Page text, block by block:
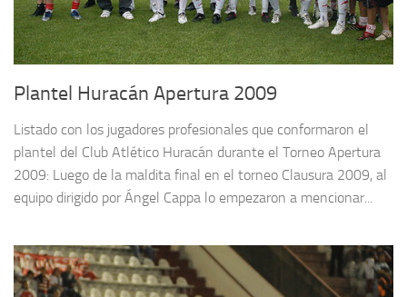
Plantel Huracán Apertura 2009
Listado con los jugadores profesionales que conformaron el
plantel del Club Atlético Huracán durante el Torneo Apertura
2009: Luego de la maldita final en el torneo Clausura 2009, al
equipo dirigido por Ángel Cappa lo empezaron a mencionar...